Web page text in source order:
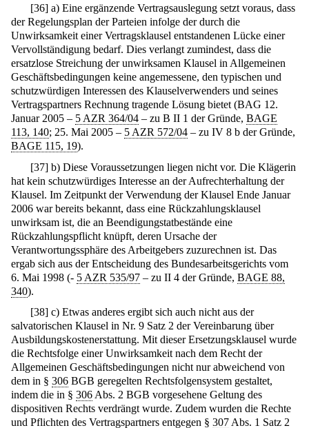
[36] a) Eine ergänzende Vertragsauslegung setzt voraus, dass
der Regelungsplan der Parteien infolge der durch die
Unwirksamkeit einer Vertragsklausel entstandenen Lücke einer
Vervollständigung bedarf. Dies verlangt zumindest, dass die
ersatzlose Streichung der unwirksamen Klausel in Allgemeinen
Geschäftsbedingungen keine angemessene, den typischen und
schutzwürdigen Interessen des Klauselverwenders und seines
Vertragspartners Rechnung tragende Lösung bietet (BAG 12.
Januar 2005 – 5 AZR 364/04 – zu B II 1 der Gründe, BAGE
113, 140; 25. Mai 2005 – 5 AZR 572/04 – zu IV 8 b der Gründe,
BAGE 115, 19).
[37] b) Diese Voraussetzungen liegen nicht vor. Die Klägerin
hat kein schutzwürdiges Interesse an der Aufrechterhaltung der
Klausel. Im Zeitpunkt der Verwendung der Klausel Ende Januar
2006 war bereits bekannt, dass eine Rückzahlungsklausel
unwirksam ist, die an Beendigungstatbestände eine
Rückzahlungspflicht knüpft, deren Ursache der
Verantwortungssphäre des Arbeitgebers zuzurechnen ist. Das
ergab sich aus der Entscheidung des Bundesarbeitsgerichts vom
6. Mai 1998 (- 5 AZR 535/97 – zu II 4 der Gründe, BAGE 88,
340).
[38] c) Etwas anderes ergibt sich auch nicht aus der
salvatorischen Klausel in Nr. 9 Satz 2 der Vereinbarung über
Ausbildungskostenerstattung. Mit dieser Ersetzungsklausel wurde
die Rechtsfolge einer Unwirksamkeit nach dem Recht der
Allgemeinen Geschäftsbedingungen nicht nur abweichend von
dem in § 306 BGB geregelten Rechtsfolgensystem gestaltet,
indem die in § 306 Abs. 2 BGB vorgesehene Geltung des
dispositiven Rechts verdrängt wurde. Zudem wurden die Rechte
und Pflichten des Vertragspartners entgegen § 307 Abs. 1 Satz 2